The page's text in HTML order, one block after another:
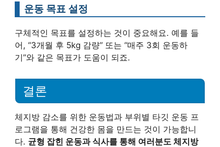
운동 목표 설정
구체적인 목표를 설정하는 것이 중요해요. 예를 들
어, “3개월 후 5kg 감량” 또는 “매주 3회 운동하
기”와 같은 목표가 도움이 되죠.
결론
체지방 감소를 위한 운동법과 부위별 타깃 운동 프
로그램을 통해 건강한 몸을 만드는 것이 가능합니
다. 균형 잡힌 운동과 식사를 통해 여러분도 체지방